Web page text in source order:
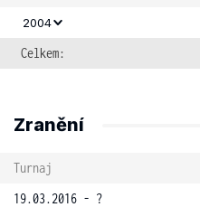
2004
Celkem:
Zranění
Turnaj
19.03.2016 - ?